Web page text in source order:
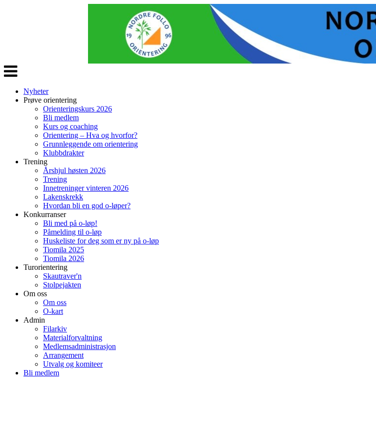
Veksle
navigasjon
Nyheter
Prøve orientering
Orienteringskurs 2026
Bli medlem
Kurs og coaching
Orientering – Hva og hvorfor?
Grunnleggende om orientering
Klubbdrakter
Trening
Årshjul høsten 2026
Trening
Innetreninger vinteren 2026
Lakenskrekk
Hvordan bli en god o-løper?
Konkurranser
Bli med på o-løp!
Påmelding til o-løp
Huskeliste for deg som er ny på o-løp
Tiomila 2025
Tiomila 2026
Turorientering
Skautraver'n
Stolpejakten
Om oss
Om oss
O-kart
Admin
Filarkiv
Materialforvaltning
Medlemsadministrasjon
Arrangement
Utvalg og komiteer
Bli medlem